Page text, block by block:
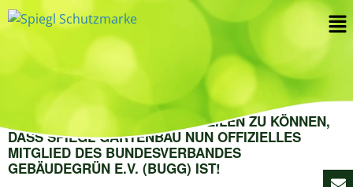
WIR FREUEN UNS, IHNEN MITTEILEN ZU KÖNNEN,
DASS SPIEGL GARTENBAU NUN OFFIZIELLES
MITGLIED DES BUNDESVERBANDES
GEBÄUDEGRÜN E.V. (BUGG) IST!